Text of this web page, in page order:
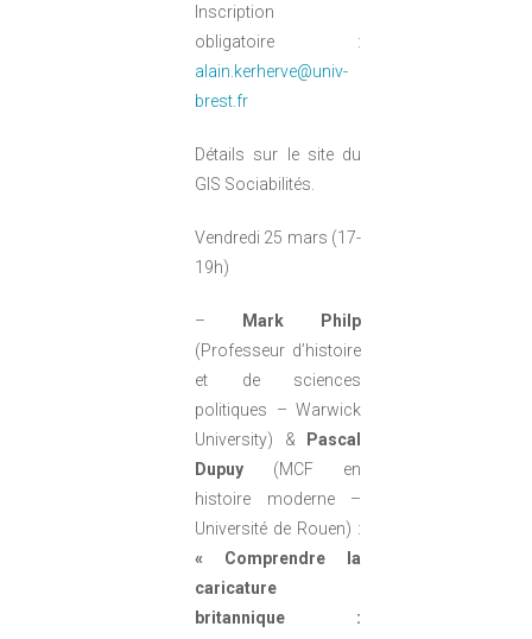
Inscription
obligatoire :
alain.kerherve@univ-
brest.fr
Détails sur le site du
GIS Sociabilités.
Vendredi 25 mars (17-
19h)
–
Mark Philp
(Professeur d’histoire
et de sciences
politiques – Warwick
University) &
Pascal
Dupuy (MCF en
histoire moderne –
Université de Rouen) :
« Comprendre la
caricature
britannique :